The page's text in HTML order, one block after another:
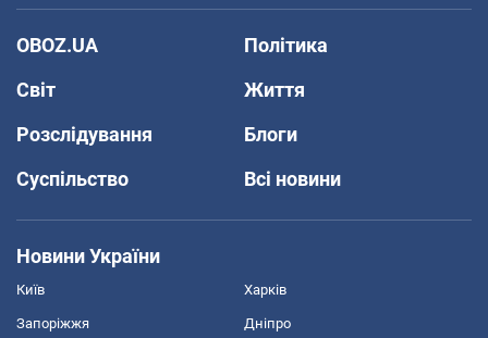
OBOZ.UA
Політика
Світ
Життя
Розслідування
Блоги
Суспільство
Всі новини
Новини України
Київ Харків
Запоріжжя Дніпро